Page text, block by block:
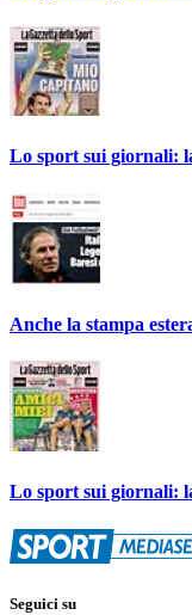
Lo sport sui giornali:
Anche la stampa
Lo sport sui giornali:
Seguici su